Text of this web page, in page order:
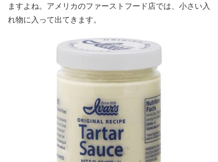
ますよね。アメリカのファーストフード店では、小さい入
れ物に入って出てきます。